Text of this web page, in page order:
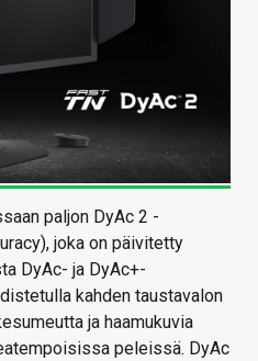
paljon DyAc 2 -
joka on päivitetty
DyAc- ja DyAc+-
kahden taustavalon
ja haamukuvia
peleissä. DyAc